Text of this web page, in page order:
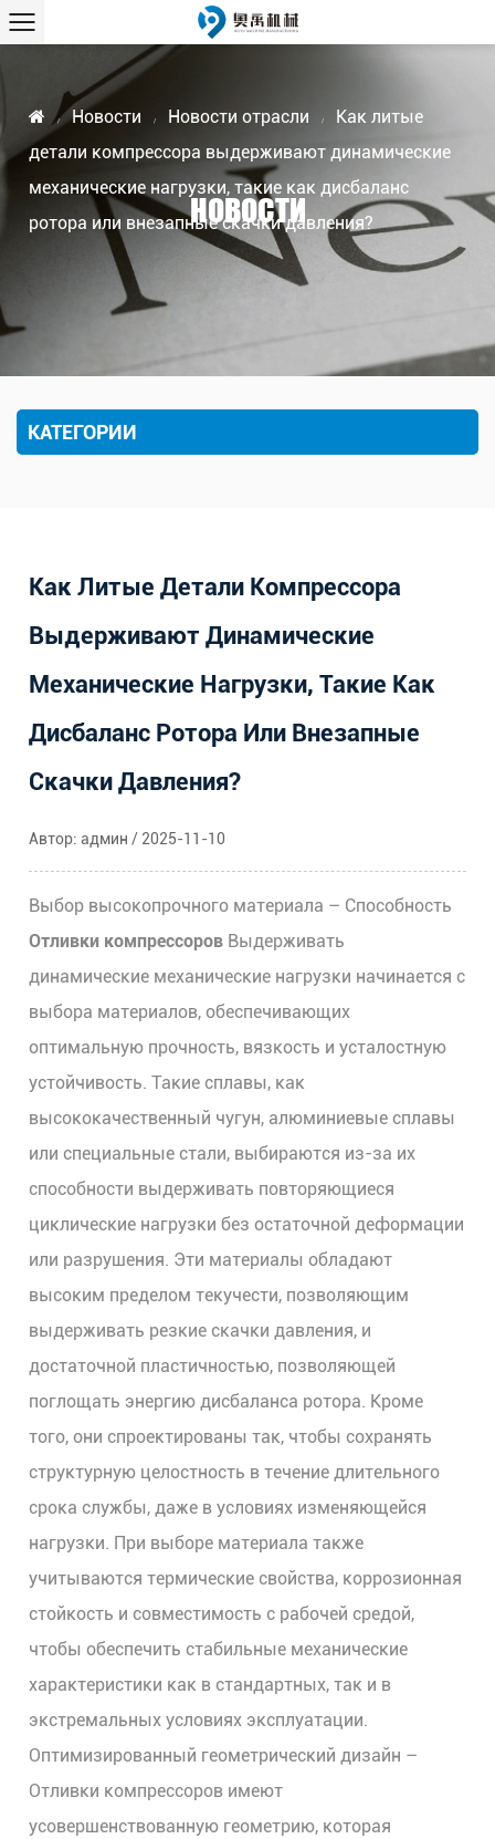
/ Новости / Новости отрасли /
Как литые
детали компрессора выдерживают динамические
механические нагрузки, такие как дисбаланс
ротора или внезапные скачки давления?
НОВОСТИ
КАТЕГОРИИ
Как Литые Детали Компрессора
Выдерживают Динамические
Механические Нагрузки, Такие Как
Дисбаланс Ротора Или Внезапные
Скачки Давления?
Автор: админ / 2025-11-10
Выбор высокопрочного материала – Способность
Отливки компрессоров Выдерживать
динамические механические нагрузки начинается с
выбора материалов, обеспечивающих
оптимальную прочность, вязкость и усталостную
устойчивость. Такие сплавы, как
высококачественный чугун, алюминиевые сплавы
или специальные стали, выбираются из-за их
способности выдерживать повторяющиеся
циклические нагрузки без остаточной деформации
или разрушения. Эти материалы обладают
высоким пределом текучести, позволяющим
выдерживать резкие скачки давления, и
достаточной пластичностью, позволяющей
поглощать энергию дисбаланса ротора. Кроме
того, они спроектированы так, чтобы сохранять
структурную целостность в течение длительного
срока службы, даже в условиях изменяющейся
нагрузки. При выборе материала также
учитываются термические свойства, коррозионная
стойкость и совместимость с рабочей средой,
чтобы обеспечить стабильные механические
характеристики как в стандартных, так и в
экстремальных условиях эксплуатации.
Оптимизированный геометрический дизайн –
Отливки компрессоров имеют
усовершенствованную геометрию, которая